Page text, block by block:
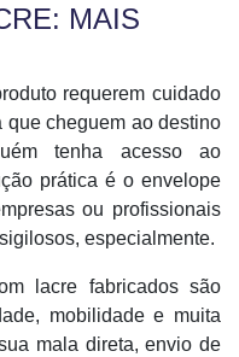
MAIS
requerem cuidado
que cheguem ao destino
tenha acesso ao
prática é o envelope
ou profissionais
especialmente.
lacre fabricados são
mobilidade e muita
mala direta, envio de